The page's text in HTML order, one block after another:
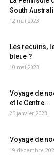
South
12 mai 2023
Les requins,
bleue ?
10 mai 2023
Voyage de
et le Centre...
25 janvier 2023
Voyage de
19 décembre